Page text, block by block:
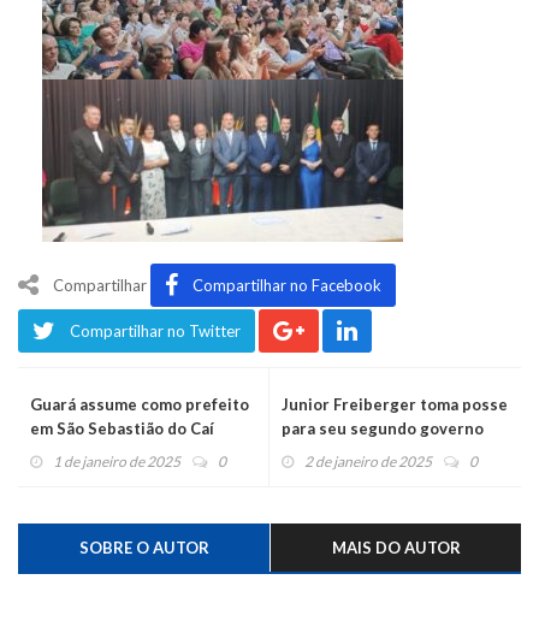
Compartilhar Compartilhar no Facebook
Compartilhar no Twitter
Guará assume como prefeito
em São Sebastião do Caí
1 de janeiro de 2025 0
Junior Freiberger toma posse
para seu segundo governo
em Feliz
2 de janeiro de 2025 0
SOBRE O AUTOR MAIS DO AUTOR